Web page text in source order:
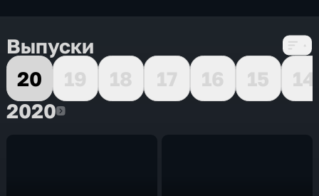
Выпуски
20
19 18 17 16 15
14
20202020